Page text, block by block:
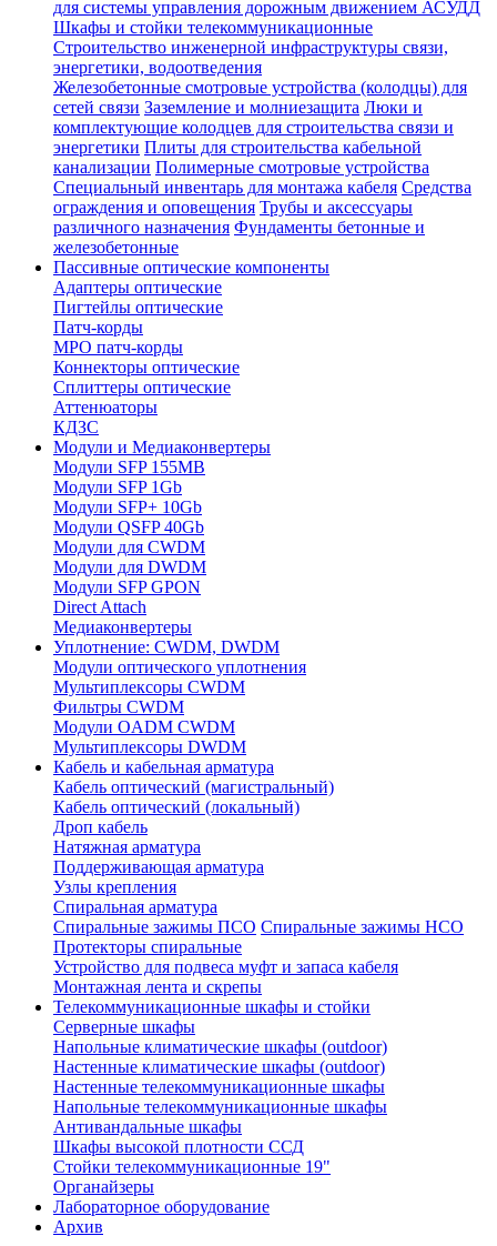
для системы управления дорожным движением АСУДД
Шкафы и стойки телекоммуникационные
Строительство инженерной инфраструктуры связи,
энергетики, водоотведения
Железобетонные смотровые устройства (колодцы) для
сетей связи Заземление и молниезащита Люки и
комплектующие колодцев для строительства связи и
энергетики Плиты для строительства кабельной
канализации Полимерные смотровые устройства
Специальный инвентарь для монтажа кабеля Средства
ограждения и оповещения Трубы и аксессуары
различного назначения Фундаменты бетонные и
железобетонные
Пассивные оптические компоненты
Адаптеры оптические
Пигтейлы оптические
Патч-корды
MPO патч-корды
Коннекторы оптические
Сплиттеры оптические
Аттенюаторы
КДЗС
Модули и Медиаконвертеры
Модули SFP 155MB
Модули SFP 1Gb
Модули SFP+ 10Gb
Модули QSFP 40Gb
Модули для CWDM
Модули для DWDM
Модули SFP GPON
Direct Attach
Медиаконвертеры
Уплотнение: CWDM, DWDM
Модули оптического уплотнения
Мультиплексоры CWDM
Фильтры CWDM
Модули OADM CWDM
Мультиплексоры DWDM
Кабель и кабельная арматура
Кабель оптический (магистральный)
Кабель оптический (локальный)
Дроп кабель
Натяжная арматура
Поддерживающая арматура
Узлы крепления
Спиральная арматура
Спиральные зажимы ПСО Спиральные зажимы НСО
Протекторы спиральные
Устройство для подвеса муфт и запаса кабеля
Монтажная лента и скрепы
Телекоммуникационные шкафы и стойки
Серверные шкафы
Напольные климатические шкафы (outdoor)
Настенные климатические шкафы (outdoor)
Настенные телекоммуникационные шкафы
Напольные телекоммуникационные шкафы
Антивандальные шкафы
Шкафы высокой плотности ССД
Стойки телекоммуникационные 19"
Органайзеры
Лабораторное оборудование
Архив